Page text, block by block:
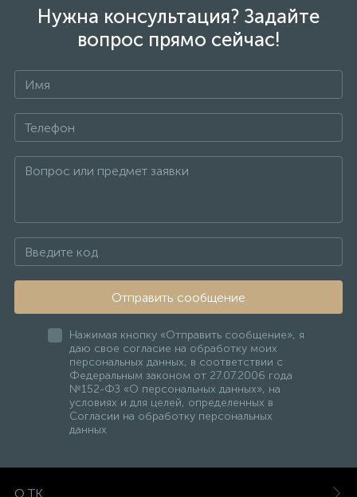
Нужна консультация? Задайте
вопрос прямо сейчас!
Отправить сообщение
Нажимая кнопку «Отправить сообщение», я
даю свое согласие на обработку моих
персональных данных, в соответствии с
Федеральным законом от 27.07.2006 года
№152-ФЗ «О персональных данных», на
условиях и для целей, определенных в
Согласии на обработку персональных
данных
О ТК